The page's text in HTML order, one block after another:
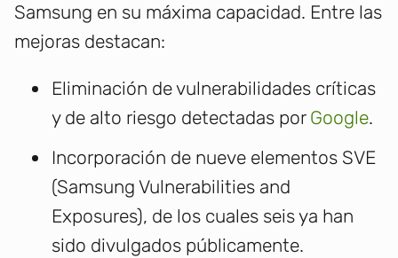
Samsung en su máxima capacidad. Entre las
mejoras destacan:
Eliminación de vulnerabilidades críticas
y de alto riesgo detectadas por Google.
Incorporación de nueve elementos SVE
(Samsung Vulnerabilities and
Exposures), de los cuales seis ya han
sido divulgados públicamente.